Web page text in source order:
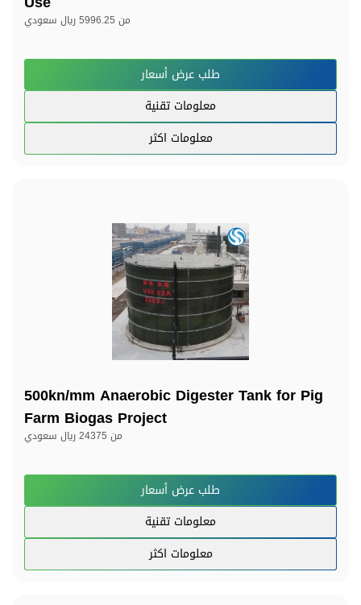
من 5996.25 ريال سعودي
طلب عرض أسعار
معلومات تقنية
معلومات اكثر
500kn/mm Anaerobic Digester Tank for Pig
Farm Biogas Project
من 24375 ريال سعودي
طلب عرض أسعار
معلومات تقنية
معلومات اكثر